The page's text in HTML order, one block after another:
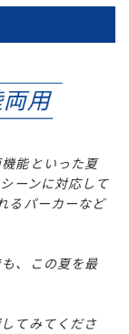
能といった夏
ーンに対応して
るパーカーなど
、この夏を最
てみてくださ